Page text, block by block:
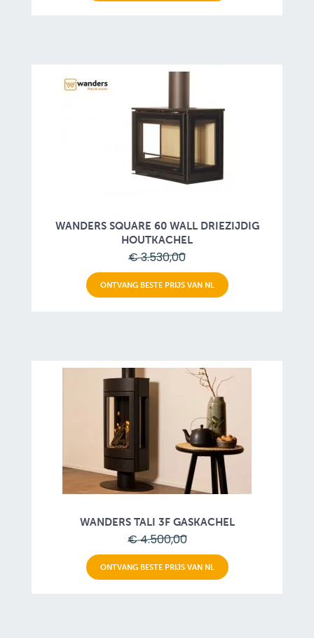
WANDERS SQUARE 60 WALL DRIEZIJDIG
HOUTKACHEL
€ 3.530,00
ONTVANG BESTE PRIJS VAN NL
WANDERS TALI 3F GASKACHEL
€ 4.500,00
ONTVANG BESTE PRIJS VAN NL